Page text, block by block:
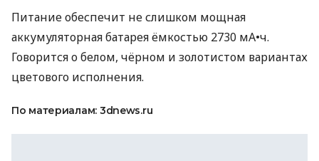
Питание обеспечит не слишком мощная
аккумуляторная батарея ёмкостью 2730 мА•ч.
Говорится о белом, чёрном и золотистом вариантах
цветового исполнения.
По материалам: 3dnews.ru